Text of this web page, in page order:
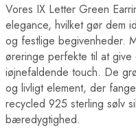
Vores IX Letter Green
elegance, hvilket gør dem
og festlige begivenheder.
øreringe perfekte til at give
iøjnefaldende touch. De
og livligt element, der
recycled 925 sterling sølv
bæredygtighed.